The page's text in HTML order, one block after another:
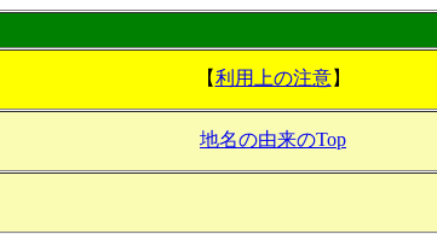
【利用上の注意】
地名の由来のTop